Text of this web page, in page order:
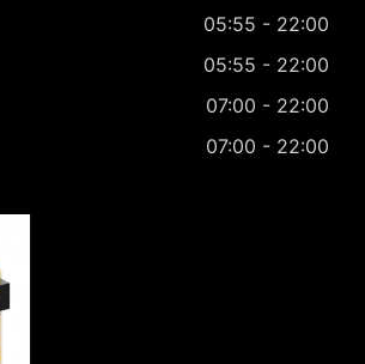
05:55 - 22:00
05:55 - 22:00
07:00 - 22:00
07:00 - 22:00